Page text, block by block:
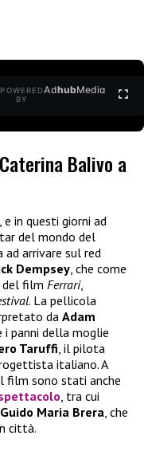
POWERED
BY
AdhubMedia
Balivo a
, e in questi giorni ad
del mondo del
ad arrivare sul red
Dempsey, che come
del film Ferrari,
. La pellicola
daAdam
i panni della moglie
Taruffi, il pilota
italiano. A
film sono stati anche
, tra cui
Guido Maria Brera, che
città.